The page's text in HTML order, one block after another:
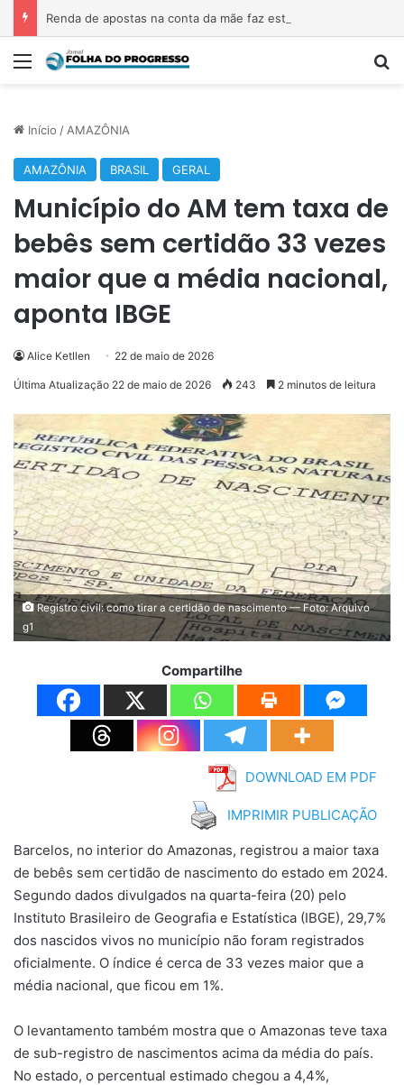
Menu
Início / AMAZÔNIA
AMAZÔNIA BRASIL GERAL
Município do AM tem taxa de
bebês sem certidão 33 vezes
maior que a média nacional,
aponta IBGE
Alice Ketllen 22 de maio de 2026
Última Atualização 22 de maio de 2026 243 2 minutos de leitura
Registro civil: como tirar a certidão de nascimento — Foto: Arquivo
g1
Compartilhe
DOWNLOAD EM PDF
IMPRIMIR PUBLICAÇÃO
Barcelos, no interior do Amazonas, registrou a maior taxa
de bebês sem certidão de nascimento do estado em 2024.
Segundo dados divulgados na quarta-feira (20) pelo
Instituto Brasileiro de Geografia e Estatística (IBGE), 29,7%
dos nascidos vivos no município não foram registrados
oficialmente. O índice é cerca de 33 vezes maior que a
média nacional, que ficou em 1%.
O levantamento também mostra que o Amazonas teve taxa
de sub-registro de nascimentos acima da média do país.
No estado, o percentual estimado chegou a 4,4%,